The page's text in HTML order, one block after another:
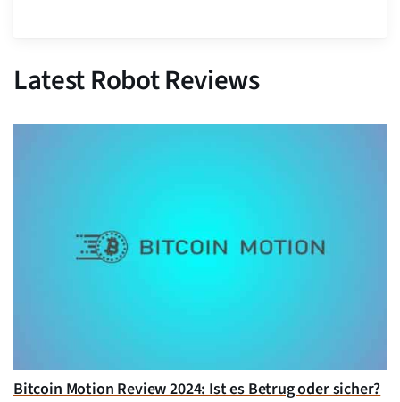
Latest Robot Reviews
Bitcoin Motion Review 2024: Ist es Betrug oder sicher?